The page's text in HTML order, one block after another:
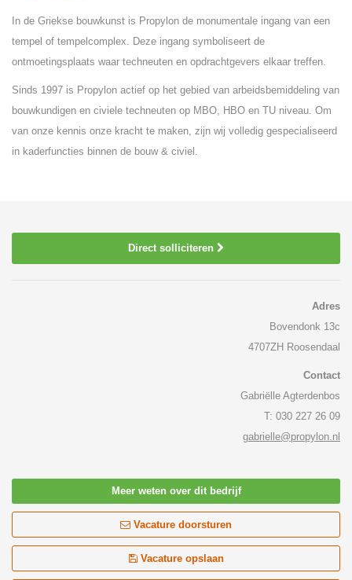
In de Griekse bouwkunst is Propylon de monumentale ingang van een
tempel of tempelcomplex. Deze ingang symboliseert de
ontmoetingsplaats waar techneuten en opdrachtgevers elkaar treffen.
Sinds 1997 is Propylon actief op het gebied van arbeidsbemiddeling van
bouwkundigen en civiele techneuten op MBO, HBO en TU niveau. Om
van onze kennis onze kracht te maken, zijn wij volledig gespecialiseerd
in kaderfuncties binnen de bouw & civiel.
Direct solliciteren
Adres
Bovendonk 13c
4707ZH Roosendaal
Contact
Gabriëlle Agterdenbos
T: 030 227 26 09
gabrielle@propylon.nl
Meer weten over dit bedrijf
Vacature doorsturen
Vacature opslaan